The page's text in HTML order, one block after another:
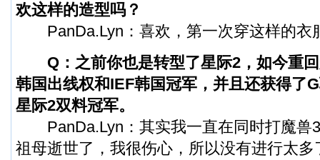
欢这样的造型吗？
PanDa.Lyn：喜欢，第一次穿这样的衣
Q：之前你也是转型了星际2，如今重回
韩国出线权和IEF韩国冠军，并且还获得了
星际2双料冠军。
PanDa.Lyn：其实我一直在同时打魔兽
祖母逝世了，我很伤心，所以没有进行太